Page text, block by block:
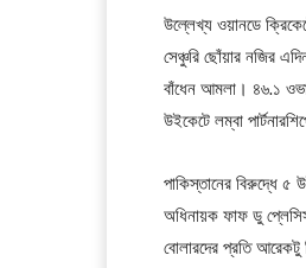
উল্লেখ্য ওয়ানডে
সেঞ্চুরি ছোঁয়ার নজির
বাঁধেন আমলা। ৪৬.১
উইকেটে লম্বা
পাকিস্তানের বিরুদ্ধে ৫
অধিনায়ক ফাফ ডু
বোলারদের প্রতি